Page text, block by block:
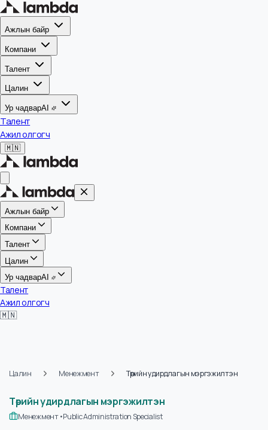
Ажлын байр
Компани
Талент
Цалин
Ур чадварAI
Талент
Ажил олгогч
🇲🇳
Ажлын байр
Компани
Талент
Цалин
Ур чадвар
Талент
Ажил олгогч
Төрийн удирдлагын мэргэжилтэн